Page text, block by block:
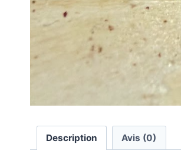
Description Avis (0)